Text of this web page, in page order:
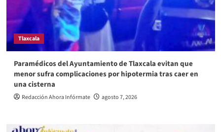
Tlaxcala
Paramédicos del Ayuntamiento de Tlaxcala evitan que
menor sufra complicaciones por hipotermia tras caer en
una cisterna
Redacción Ahora Infórmate agosto 7, 2026